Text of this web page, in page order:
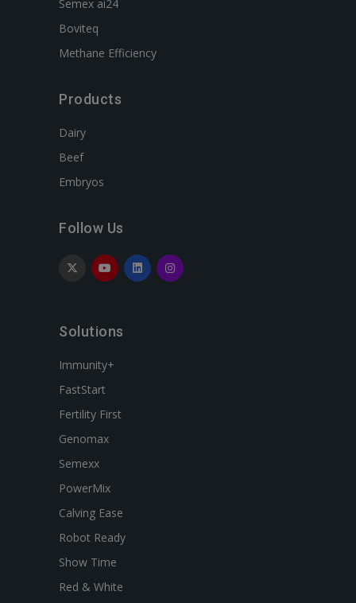
Semex ai24
Boviteq
Methane Efficiency
Products
Dairy
Beef
Embryos
Follow Us
Solutions
Immunity+
FastStart
Fertility First
Genomax
Semexx
PowerMix
Calving Ease
Robot Ready
Show Time
Red & White